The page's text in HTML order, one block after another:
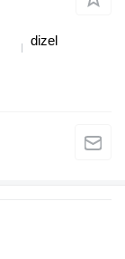
dizel